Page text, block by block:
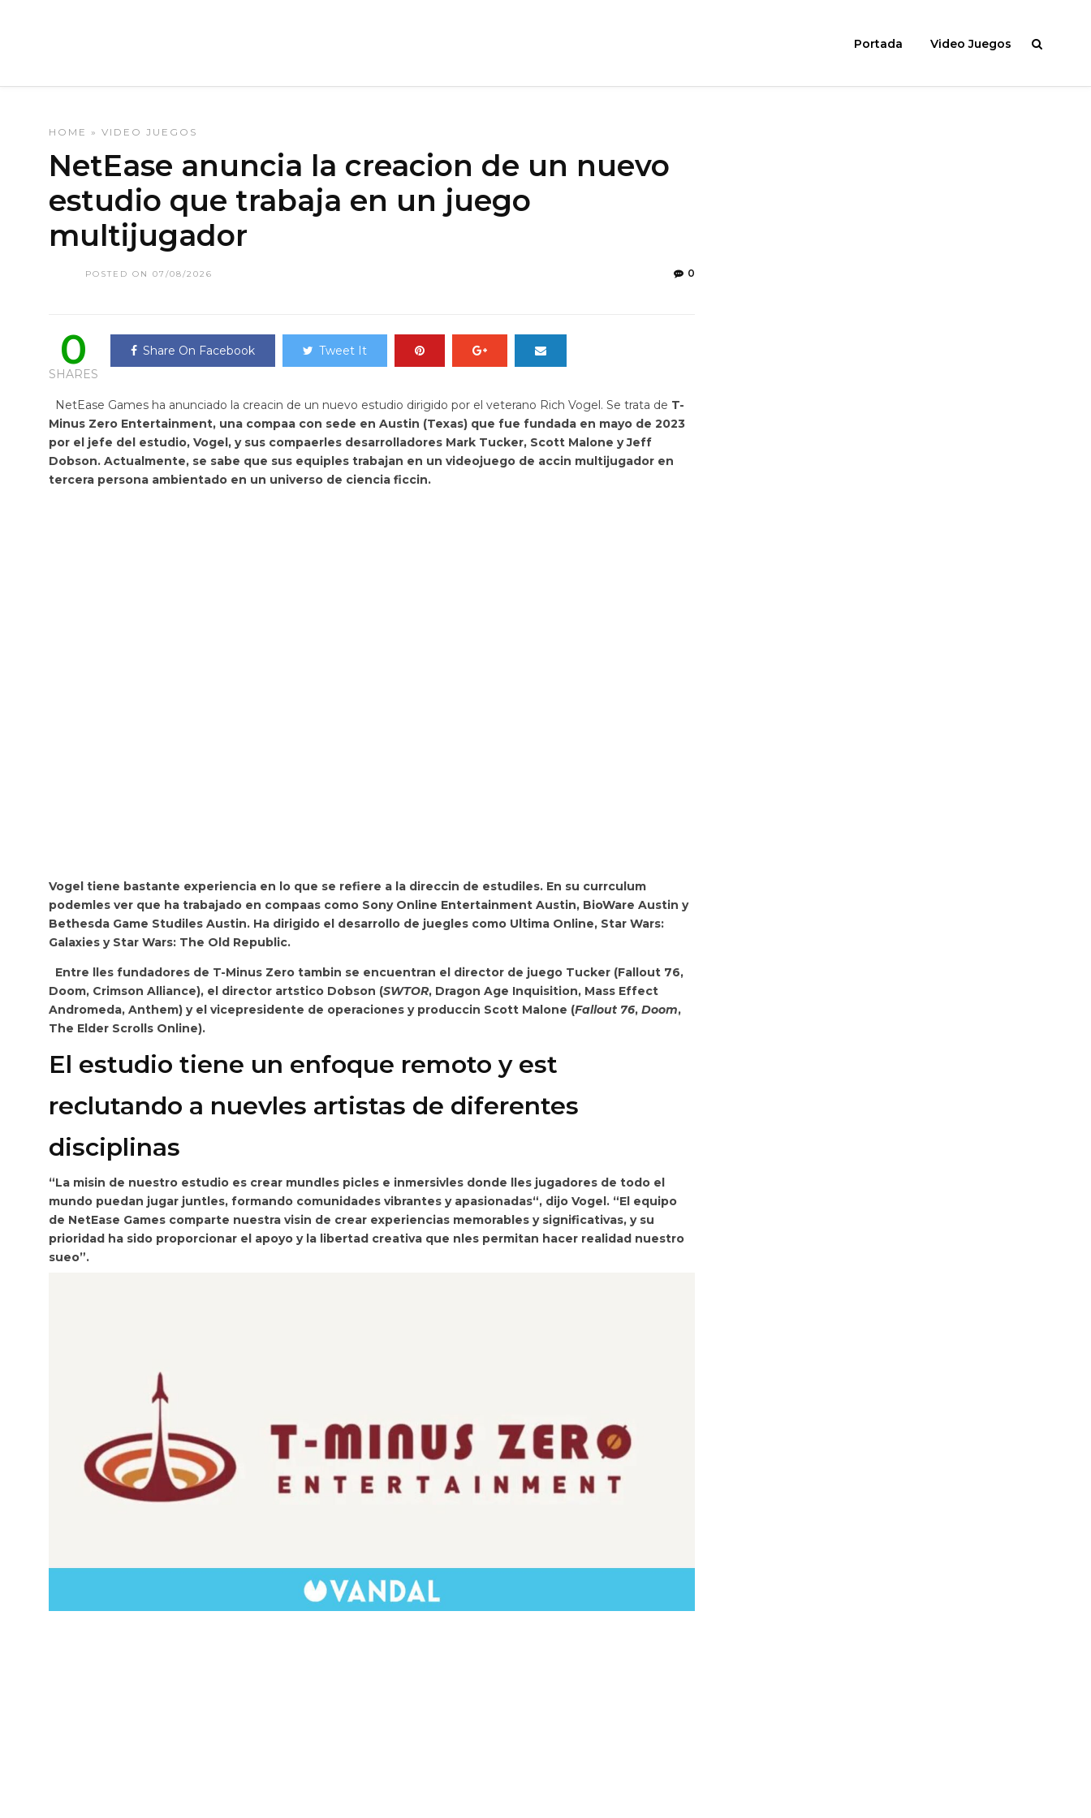
Portada Video Juegos
HOME » VIDEO JUEGOS
NetEase anuncia la creacion de un nuevo
estudio que trabaja en un juego
multijugador
POSTED ON 07/08/2026 0
0
SHARES
Share On Facebook Tweet It
NetEase Games ha anunciado la creacin de un nuevo estudio dirigido por el veterano Rich Vogel. Se trata de T-
Minus Zero Entertainment, una compaa con sede en Austin (Texas) que fue fundada en mayo de 2023
por el jefe del estudio, Vogel, y sus compaerles desarrolladores Mark Tucker, Scott Malone y Jeff
Dobson. Actualmente, se sabe que sus equiples trabajan en un videojuego de accin multijugador en
tercera persona ambientado en un universo de ciencia ficcin.
Vogel tiene bastante experiencia en lo que se refiere a la direccin de estudiles. En su currculum
podemles ver que ha trabajado en compaas como Sony Online Entertainment Austin, BioWare Austin y
Bethesda Game Studiles Austin. Ha dirigido el desarrollo de juegles como Ultima Online, Star Wars:
Galaxies y Star Wars: The Old Republic.
Entre lles fundadores de T-Minus Zero tambin se encuentran el director de juego Tucker (Fallout 76,
Doom, Crimson Alliance), el director artstico Dobson (SWTOR, Dragon Age Inquisition, Mass Effect
Andromeda, Anthem) y el vicepresidente de operaciones y produccin Scott Malone (Fallout 76, Doom,
The Elder Scrolls Online).
El estudio tiene un enfoque remoto y est
reclutando a nuevles artistas de diferentes
disciplinas
“La misin de nuestro estudio es crear mundles picles e inmersivles donde lles jugadores de todo el
mundo puedan jugar juntles, formando comunidades vibrantes y apasionadas“, dijo Vogel. “El equipo
de NetEase Games comparte nuestra visin de crear experiencias memorables y significativas, y su
prioridad ha sido proporcionar el apoyo y la libertad creativa que nles permitan hacer realidad nuestro
sueo”.